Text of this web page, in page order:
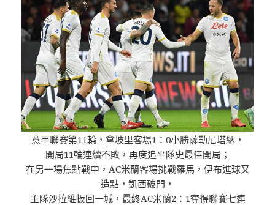
意甲聯賽第11輪， 拿坡里客場1：0小勝薩勒尼塔納，
開局11輪連續不敗，再度追平隊史最佳開局；
在另一場焦點戰中，AC米蘭客場挑戰羅馬，伊布進球又
造點，凱西破門，
主隊沙拉維扳回一城，最終AC米蘭2：1奪得聯賽七連